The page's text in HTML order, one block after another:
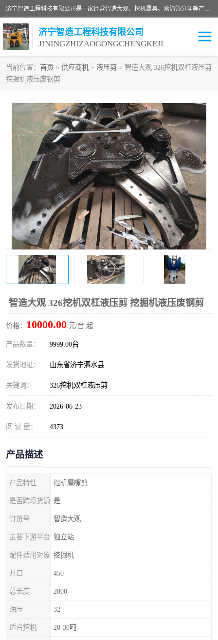
济宁智造工程科技有限公司是一家经营智造大观、挖机属具、滚筒筛分斗等产品的滑移装载机厂家。济宁智造工程科技有限公司奉行以质量赢得用户，诚信为本，互利共赢的宗旨，依靠雄厚的技术力量，科学的管理制度，先进的加工检测设备，始终坚持以客户为中心，免费咨询！
济宁智造工程科技有限公司
JININGZHIZAOGONGCHENGKEJI
当前位置： 首页 > 供应商机 > 液压剪 > 智造大观 326挖机双杠液压剪
挖掘机液压废钢剪
智造大观 326挖机双杠液压剪 挖掘机液压废钢剪
价格： 10000.00 元/台 起
产品数量： 9999.00台
发货地址： 山东省济宁泗水县
关键词： 326挖机双杠液压剪
发布日期： 2026-06-23
阅 读 量： 4373
产品描述
产品特性 挖机鹰嘴剪
是否跨境货源 是
订货号 智造大观
主要下游平台 独立站
配件适用对象 挖掘机
开口 450
总长度 2800
油压 32
适合挖机 20-30吨
振动夯
铣挖机 移动破碎机
滚筒筛分斗 粉碎钳
液压剪 土壤修复
铣刨机 开沟机
伐木机 破碎机
打桩机 压路机
枕木机 滑移装载机
清扫器 割草机
挖树机 拓荒机
滚筒筛
挖掘机破碎斗